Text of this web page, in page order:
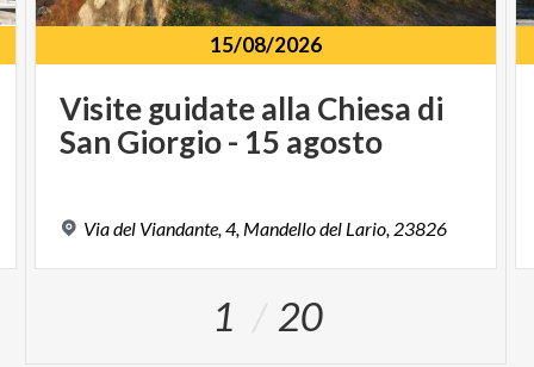
15/08/2026
Visiteguidatealla Chiesa di
San Giorgio- 15 agosto
Viadel Viandante, 4, Mandellodel Lario, 23826
1 20